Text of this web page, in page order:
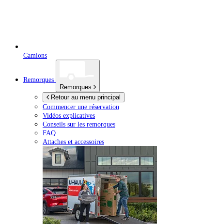
Camions
Remorques
Remorques
Retour au menu principal
Commencer une réservation
Vidéos explicatives
Conseils sur les remorques
FAQ
Attaches et accessoires